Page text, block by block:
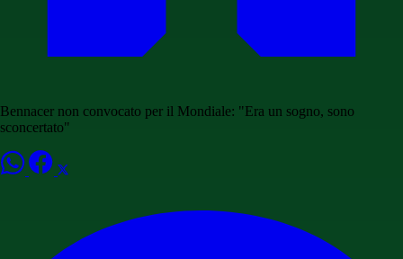
Bennacer non convocato per il Mondiale: "Era un sogno, sono
sconcertato"